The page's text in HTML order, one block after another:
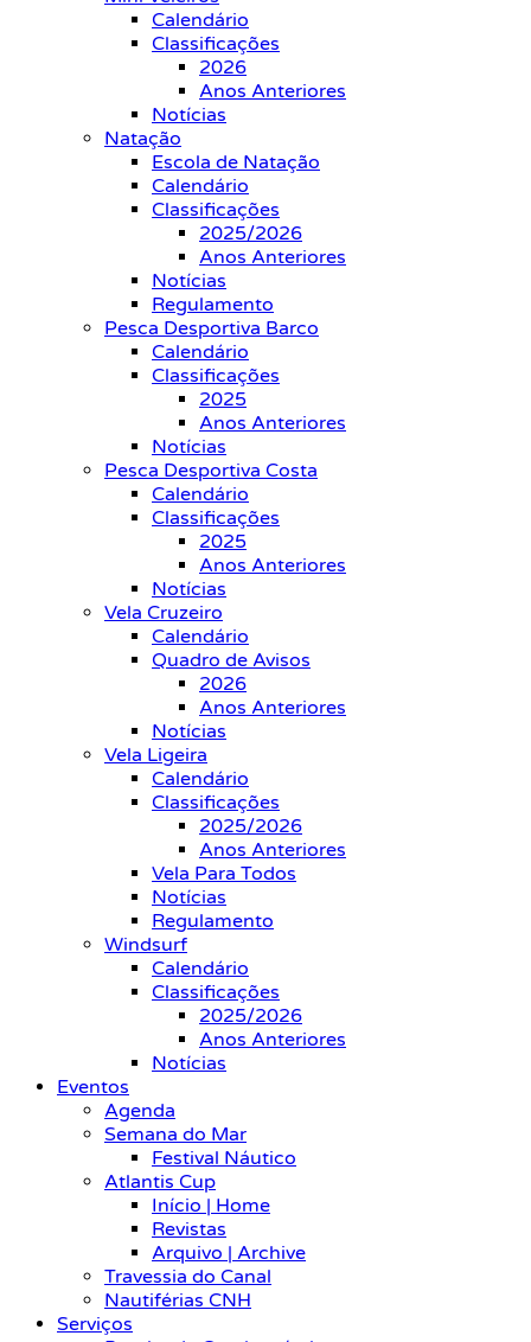
Calendário
Classificações
2026
Anos Anteriores
Notícias
Natação
Escola de Natação
Calendário
Classificações
2025/2026
Anos Anteriores
Notícias
Regulamento
Pesca Desportiva Barco
Calendário
Classificações
2025
Anos Anteriores
Notícias
Pesca Desportiva Costa
Calendário
Classificações
2025
Anos Anteriores
Notícias
Vela Cruzeiro
Calendário
Quadro de Avisos
2026
Anos Anteriores
Notícias
Vela Ligeira
Calendário
Classificações
2025/2026
Anos Anteriores
Vela Para Todos
Notícias
Regulamento
Windsurf
Calendário
Classificações
2025/2026
Anos Anteriores
Notícias
Eventos
Agenda
Semana do Mar
Festival Náutico
Atlantis Cup
Início | Home
Revistas
Arquivo | Archive
Travessia do Canal
Nautiférias CNH
Serviços